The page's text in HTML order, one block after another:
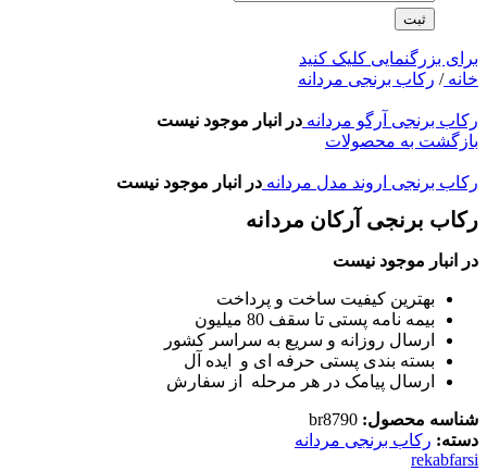
ثبت
برای بزرگنمایی کلیک کنید
خانه/ رکاب برنجی مردانه
رکاب برنجی آرگو مردانه در انبار موجود نیست
بازگشت به محصولات
رکاب برنجی اروند مدل مردانه در انبار موجود نیست
رکاب برنجی آرکان مردانه
در انبار موجود نیست
بهترین کیفیت ساخت و پرداخت
بیمه نامه پستی تا سقف 80 میلیون
ارسال روزانه و سریع به سراسر کشور
بسته بندی پستی حرفه ای و ایده آل
ارسال پیامک در هر مرحله از سفارش
شناسه محصول: br8790
دسته: رکاب برنجی مردانه
rekabfarsi